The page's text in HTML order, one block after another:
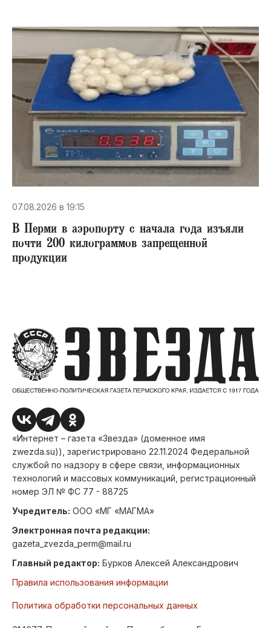
07.08.2026 в 19:15
В Перми в аэропорту с начала года изъяли
почти 200 килограммов запрещенной
продукции
«Интернет – газета «Звезда» (доменное имя
zwezda.su)), зарегистрировано 22.11.2024 Федеральной
службой по надзору в сфере связи, информационных
технологий и массовых коммуникаций, регистрационный
номер ЭЛ № ФС 77 - 88725
Учредитель: ООО «МГ «МАГМА»
Электронная почта редакции:
gazeta_zvezda_perm@mail.ru
Главный редактор: Бурков Алексей Александрович
Правила использования информации
Политика обработки персональных данных